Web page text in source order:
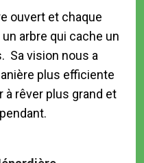
ouvert et chaque
arbre qui cache un
Sa vision nous a
plus efficiente
à rêver plus grand et